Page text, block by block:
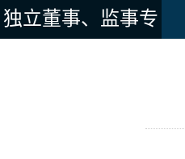
独立董事、监事专